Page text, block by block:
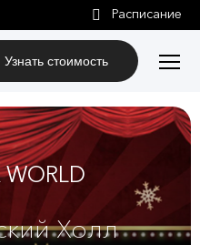
Узнать стоимость
Холл